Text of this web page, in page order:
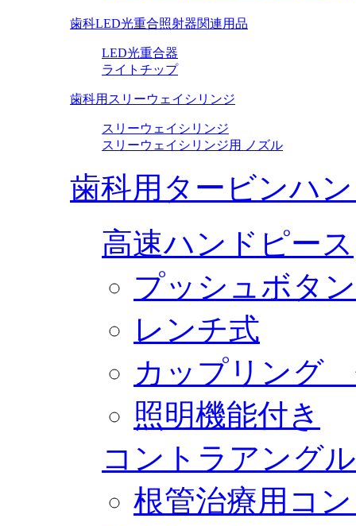
歯科LED光重合照射器関連用品
LED光重合器
ライトチップ
歯科用スリーウェイシリンジ
スリーウェイシリンジ
スリーウェイシリンジ用 ノズル
歯科用タービンハ
高速ハンドピース
プッシュボタン
レンチ式
カップリング
照明機能付き
コントラアングル
根管治療用コ